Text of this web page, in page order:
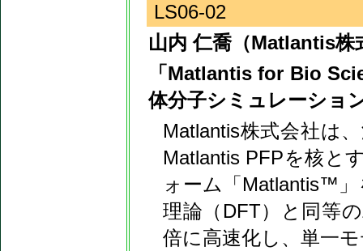
LS06-02
山内 仁喬（Matlantis株
「Matlantis for Bio
体分子シミュレーショ
Matlantis株式会社は
Matlantis PFPを核と
ォーム「Matlantis™
理論（DFT）と同等
倍に高速化し、単一